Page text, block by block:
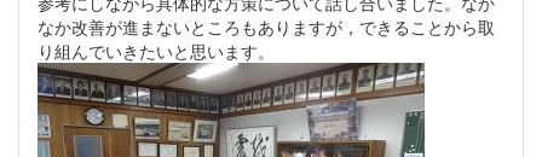
なか改善が進まないところもありますが，できることから取
り組んでいきたいと思います。